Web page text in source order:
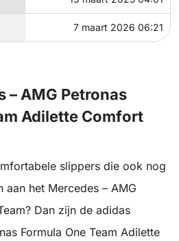
7 maart 2026 06:21
– AMG Petronas
Adilette Comfort
slippers die ook nog
aan het Mercedes – AMG
Dan zijn de adidas
Formula One Team Adilette